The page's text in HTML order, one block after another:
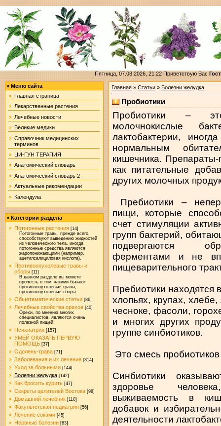
Пятница, 07.08.2026, 21:22Приветствую Вас
» Меню сайта
Главная страница
Лекарственные растения
Лечебные новости
Великие медики
Справочник медицинских
терминов
ЦИ-ГУН ТЕРАПИЯ
Анатомический словарь
Анатомический словарь 2
Актуальные рекомендации
Календула
» Категории раздела
Потогонные растения [14]
Потогонные травы, прежде всего,
способствуют выведению жидкостей
из человеческого тела, иногда
потогонные средства являются
жаропонижающими (например,
ацетилсалициловая кислота).
Противоопухолевые травы и
сборы [11]
В данном разделе вы можете
прочесть о том, какими бывают
противоопухолевые травы,
противоопухолевые сборы
Общетематические статьи [86]
Лечебные свойства орехов [40]
Орехи, по мнению многих
специалистов, являются очень
полезной пищей.
Психиатрия [157]
УМЕЙ ОКАЗАТЬ ПЕРВУЮ
ПОМОЩЬ [37]
Одолень-трава [71]
Заболевания и их лечение [314]
Уход за больными [144]
Болезни желудка [142]
Как бросить курить [47]
Секреты целителей Востока [98]
Домашний лечебник [110]
Факультетская педиатрия [56]
Лечение соками [45]
Нервные болезни [63]
Главная» Статьи» Болезни желудка
Пробиотики
Пробиотики –
молочнокислые
лактобактерии,
нормальным
кишечника.
как питательные
других молочных
Пребиотики –
пищи, которые
счет стимуляции
групп бактерий,
подвергаются
ферментами и не
пищеварительного
Пребиотики находятся
хлопьях, крупах,
чесноке, фасоли,
и многих других
группе синбиотиков.
Это смесь
Синбиотики
здоровье
выживаемость в
добавок и
деятельности